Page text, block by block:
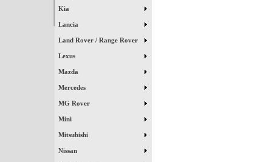
Kia
Lancia
Land Rover / Range Rover
Lexus
Mazda
Mercedes
MG Rover
Mini
Mitsubishi
Nissan